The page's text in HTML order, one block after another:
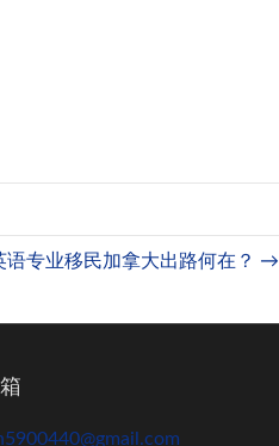
语专业移民加拿大出路何在？ →